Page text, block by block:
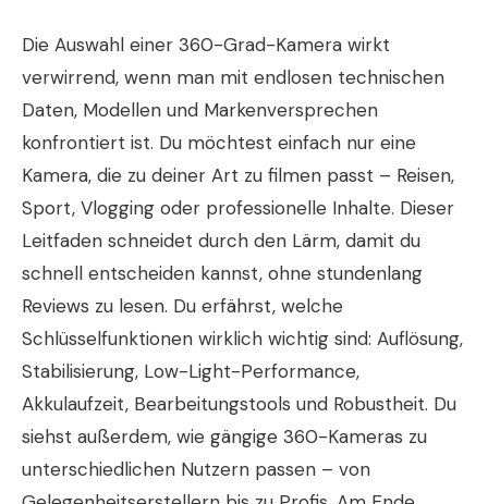
Die Auswahl einer 360-Grad-Kamera wirkt
verwirrend, wenn man mit endlosen technischen
Daten, Modellen und Markenversprechen
konfrontiert ist. Du möchtest einfach nur eine
Kamera, die zu deiner Art zu filmen passt – Reisen,
Sport, Vlogging oder professionelle Inhalte. Dieser
Leitfaden schneidet durch den Lärm, damit du
schnell entscheiden kannst, ohne stundenlang
Reviews zu lesen. Du erfährst, welche
Schlüsselfunktionen wirklich wichtig sind: Auflösung,
Stabilisierung, Low-Light-Performance,
Akkulaufzeit, Bearbeitungstools und Robustheit. Du
siehst außerdem, wie gängige 360-Kameras zu
unterschiedlichen Nutzern passen – von